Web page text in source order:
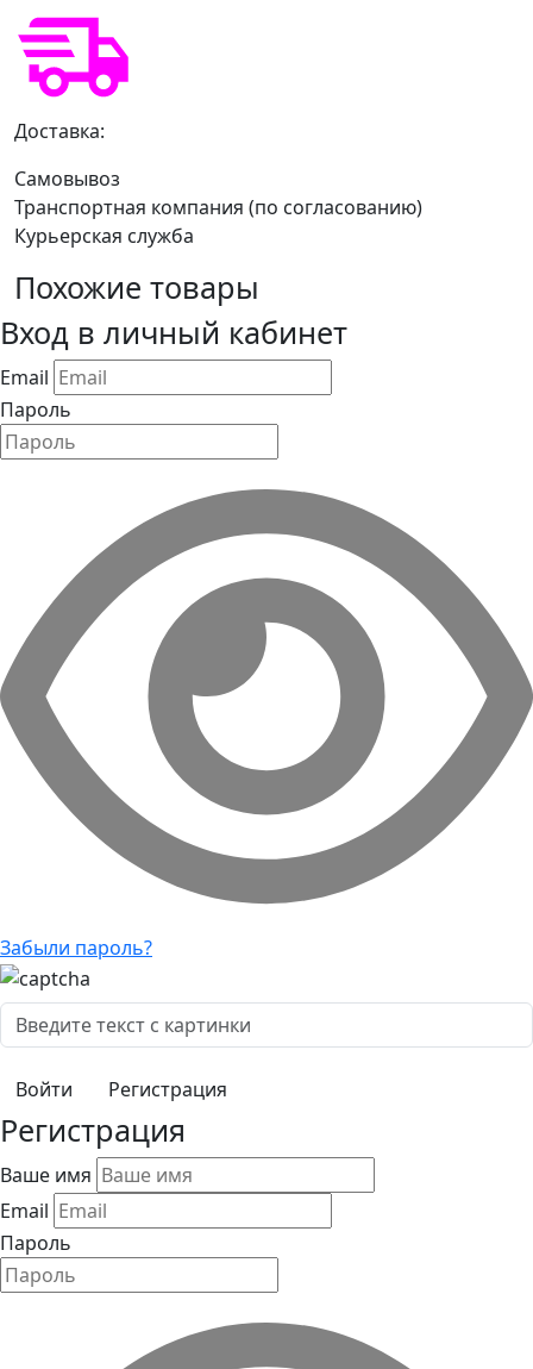
Доставка:
Самовывоз
Транспортная компания (по согласованию)
Курьерская служба
Похожие товары
Вход в личный кабинет
Email
Пароль
Забыли пароль?
Регистрация
Регистрация
Ваше имя
Email
Пароль